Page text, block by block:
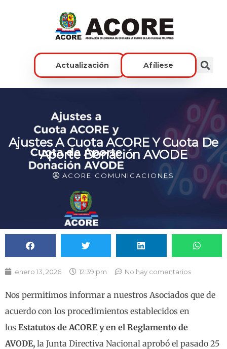
Actualización Afíliese
Ajustes A Cuota ACORE Y Cuota De
Aporte Donación AVODE
ACORE COMUNICACIONES
enero 13, 2026 12:39 pm No hay comentarios
Nos permitimos informar a nuestros Asociados que de
acuerdo con los procedimientos establecidos en
los Estatutos de ACORE y en el Reglamento de
AVODE, la Junta Directiva Nacional aprobó el pasado 25